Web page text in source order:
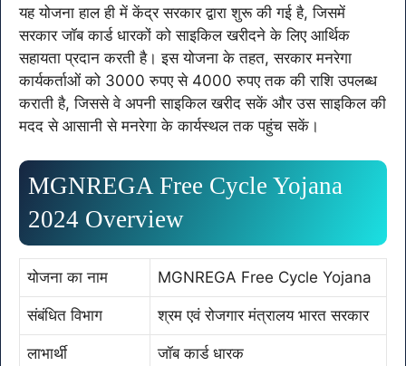
यह योजना हाल ही में केंद्र सरकार द्वारा शुरू की गई है, जिसमें
सरकार जॉब कार्ड धारकों को साइकिल खरीदने के लिए आर्थिक
सहायता प्रदान करती है। इस योजना के तहत, सरकार मनरेगा
कार्यकर्ताओं को 3000 रुपए से 4000 रुपए तक की राशि उपलब्ध
कराती है, जिससे वे अपनी साइकिल खरीद सकें और उस साइकिल की
मदद से आसानी से मनरेगा के कार्यस्थल तक पहुंच सकें।
MGNREGA Free Cycle Yojana
2024 Overview
योजना का नाम MGNREGA Free Cycle Yojana
संबंधित विभाग श्रम एवं रोजगार मंत्रालय भारत सरकार
लाभार्थी जॉब कार्ड धारक